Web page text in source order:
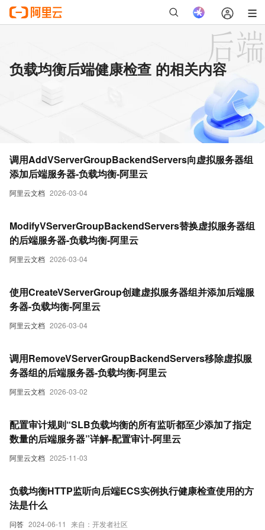
负载均衡后端健康检查 的相关内容
阿里云文档 2026-03-04
调用AddVServerGroupBackendServers向虚拟服务器组
添加后端服务器-负载均衡-阿里云
阿里云文档 2026-03-04
ModifyVServerGroupBackendServers替换虚拟服务器组
的后端服务器-负载均衡-阿里云
阿里云文档 2026-03-04
使用CreateVServerGroup创建虚拟服务器组并添加后端服
务器-负载均衡-阿里云
阿里云文档 2026-03-02
调用RemoveVServerGroupBackendServers移除虚拟服
务器组的后端服务器-负载均衡-阿里云
阿里云文档 2025-11-03
配置审计规则“SLB负载均衡的所有监听都至少添加了指定
数量的后端服务器”详解-配置审计-阿里云
问答 2024-06-11 来自：开发者社区
负载均衡HTTP监听向后端ECS实例执行健康检查使用的方
法是什么